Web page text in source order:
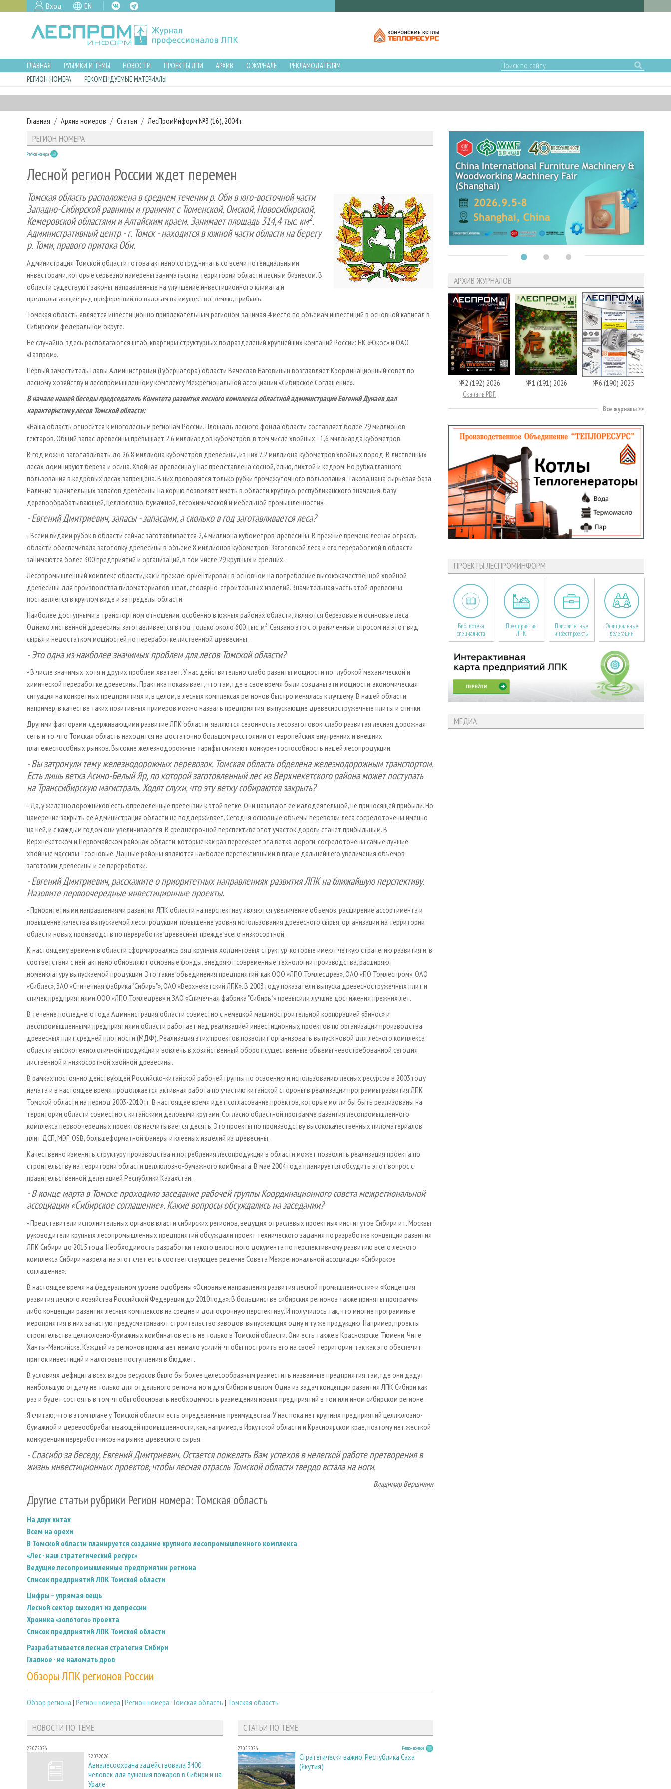
Вход EN
ГЛАВНАЯ РУБРИКИ И ТЕМЫ НОВОСТИ ПРОЕКТЫ ЛПИ АРХИВ О ЖУРНАЛЕ
РЕКЛАМОДАТЕЛЯМ
РЕГИОН НОМЕРА
РЕКОМЕНДУЕМЫЕ МАТЕРИАЛЫ
Главная Архив номеров Статьи ЛесПромИнформ №3 (16), 2004 г.
РЕГИОН НОМЕРА
Регион номера
Лесной регион России ждет перемен
Томская область расположена в среднем течении р. Оби в юго-восточной части
Западно-Сибирской равнины и граничит с Тюменской, Омской, Новосибирской,
Кемеровской областями и Алтайским краем. Занимает площадь 314,4 тыс. км2.
Административный центр - г. Томск - находится в южной части области на берегу
р. Томи, правого притока Оби.
Администрация Томской области готова активно сотрудничать со всеми потенциальными
инвесторами, которые серьезно намерены заниматься на территории области лесным бизнесом. В
области существуют законы, направленные на улучшение инвестиционного климата и
предполагающие ряд преференций по налогам на имущество, землю, прибыль.
Томская область является инвестиционно привлекательным регионом, занимая 4 место по объемам инвестиций в основной капитал в
Сибирском федеральном округе.
Не случайно, здесь располагаются штаб-квартиры структурных подразделений крупнейших компаний России: НК «Юкос» и ОАО
«Газпром».
Первый заместитель Главы Администрации (Губернатора) области Вячеслав Наговицын возглавляет Координационный совет по
лесному хозяйству и лесопромышленному комплексу Межрегиональной ассоциации «Сибирское Соглашение».
В начале нашей беседы председатель Комитета развития лесного комплекса областной администрации Евгений Дунаев дал
характеристику лесов Томской области:
«Наша область относится к многолесным регионам России. Площадь лесного фонда области составляет более 29 миллионов
гектаров. Общий запас древесины превышает 2,6 миллиардов кубометров, в том числе хвойных - 1,6 миллиарда кубометров.
В год можно заготавливать до 26,8 миллиона кубометров древесины, из них 7,2 миллиона кубометров хвойных пород. В лиственных
лесах доминируют береза и осина. Хвойная древесина у нас представлена сосной, елью, пихтой и кедром. Но рубка главного
пользования в кедровых лесах запрещена. В них проводятся только рубки промежуточного пользования. Такова наша сырьевая база.
Наличие значительных запасов древесины на корню позволяет иметь в области крупную, республиканского значения, базу
деревообрабатывающей, целлюлозно-бумажной, лесохимической и мебельной промышленности».
-Евгений Дмитриевич, запасы -запасами, а сколько в год заготавливается леса?
- Всеми видами рубок в области сейчас заготавливается 2,4 миллиона кубометров древесины. В прежние времена лесная отрасль
области обеспечивала заготовку древесины в объеме 8 миллионов кубометров. Заготовкой леса и его переработкой в области
занимаются более 300 предприятий и организаций, в том числе 29 крупных и средних.
Лесопромышленный комплекс области, как и прежде, ориентирован в основном на потребление высококачественной хвойной
древесины для производства пиломатериалов, шпал, столярно-строительных изделий. Значительная часть этой древесины
поставляется в круглом виде и за пределы области.
Наиболее доступными в транспортном отношении, особенно в южных районах области, являются березовые и осиновые леса.
Однако лиственной древесины заготавливается в год только около 600 тыс. м3. Связано это с ограниченным спросом на этот вид
сырья и недостатком мощностей по переработке лиственной древесины.
- Это одна из наиболее значимых проблем для лесов Томской области?
- В числе значимых, хотя и других проблем хватает. У нас действительно слабо развиты мощности по глубокой механической и
химической переработке древесины. Практика показывает, что там, где в свое время были созданы эти мощности, экономическая
ситуация на конкретных предприятиях и, в целом, в лесных комплексах регионов быстро менялась к лучшему. В нашей области,
например, в качестве таких позитивных примеров можно назвать предприятия, выпускающие древесностружечные плиты и спички.
Другими факторами, сдерживающими развитие ЛПК области, являются сезонность лесозаготовок, слабо развитая лесная дорожная
сеть и то, что Томская область находится на достаточно большом расстоянии от европейских внутренних и внешних
платежеспособных рынков. Высокие железнодорожные тарифы снижают конкурентоспособность нашей лесопродукции.
- Вы затронули тему железнодорожных перевозок. Томская область обделена железнодорожным транспортом.
Есть лишь ветка Асино-Белый Яр, по которой заготовленный лес из Верхнекетского района может поступать
на Транссибирскую магистраль. Ходят слухи, что эту ветку собираются закрыть?
- Да, у железнодорожников есть определенные претензии к этой ветке. Они называют ее малодеятельной, не приносящей прибыли. Но
намерение закрыть ее Администрация области не поддерживает. Сегодня основные объемы перевозки леса сосредоточены именно
на ней, и с каждым годом они увеличиваются. В среднесрочной перспективе этот участок дороги станет прибыльным. В
Верхнекетском и Первомайском районах области, которые как раз пересекает эта ветка дороги, сосредоточены самые лучшие
хвойные массивы - сосновые. Данные районы являются наиболее перспективными в плане дальнейшего увеличения объемов
заготовки древесины и ее переработки.
-Евгений Дмитриевич, расскажите о приоритетных направлениях развития ЛПК на ближайшую перспективу.
Назовите первоочередные инвестиционные проекты.
- Приоритетными направлениями развития ЛПК области на перспективу являются увеличение объемов, расширение ассортимента и
повышение качества выпускаемой лесопродукции, повышение уровня использования древесного сырья, организации на территории
области новых производств по переработке древесины, прежде всего низкосортной.
К настоящему времени в области сформировались ряд крупных холдинговых структур, которые имеют четкую стратегию развития и, в
соответствии с ней, активно обновляют основные фонды, внедряют современные технологии производства, расширяют
номенклатуру выпускаемой продукции. Это такие объединения предприятий, как ООО «ЛПО Томлесдрев», ОАО «ПО Томлеспром», ОАО
«Сиблес», ЗАО «Спичечная фабрика "Сибирь"», ОАО «Верхнекетский ЛПК». В 2003 году показатели выпуска древесностружечных плит и
спичек предприятиями ООО «ЛПО Томледрев» и ЗАО «Спичечная фабрика "Сибирь"» превысили лучшие достижения прежних лет.
В течение последнего года Администрация области совместно с немецкой машиностроительной корпорацией «Бинос» и
лесопромышленными предприятиями области работает над реализацией инвестиционных проектов по организации производства
древесных плит средней плотности (МДФ). Реализация этих проектов позволит организовать выпуск новой для лесного комплекса
области высокотехнологичной продукции и вовлечь в хозяйственный оборот существенные объемы невостребованной сегодня
лиственной и низкосортной хвойной древесины.
В рамках постоянно действующей Российско-китайской рабочей группы по освоению и использованию лесных ресурсов в 2003 году
начата и в настоящее время продолжается активная работа по участию китайской стороны в реализации программы развития ЛПК
Томской области на период 2003-2010 гг. В настоящее время идет согласование проектов, которые могли бы быть реализованы на
территории области совместно с китайскими деловыми кругами. Согласно областной программе развития лесопромышленного
комплекса первоочередных проектов насчитывается десять. Это проекты по производству высококачественных пиломатериалов,
плит ДСП, MDF, OSB, большеформатной фанеры и клееных изделий из древесины.
Качественно изменить структуру производства и потребления лесопродукции в области может позволить реализация проекта по
строительству на территории области целлюлозно-бумажного комбината. В мае 2004 года планируется обсудить этот вопрос с
правительственной делегацией Республики Казахстан.
- В конце марта в Томске проходило заседание рабочей группы Координационного совета межрегиональной
ассоциации «Сибирское соглашение». Какие вопросы обсуждались на заседании?
- Представители исполнительных органов власти сибирских регионов, ведущих отраслевых проектных институтов Сибири и г. Москвы,
руководители крупных лесопромышленных предприятий обсуждали проект технического задания по разработке концепции развития
ЛПК Сибири до 2015 года. Необходимость разработки такого целостного документа по перспективному развитию всего лесного
комплекса Сибири назрела, на этот счет есть соответствующее решение Совета Межрегиональной ассоциации «Сибирское
соглашение».
В настоящее время на федеральном уровне одобрены «Основные направления развития лесной промышленности» и «Концепция
развития лесного хозяйства Российской Федерации до 2010 года». В большинстве сибирских регионов также приняты программы
либо концепции развития лесных комплексов на средне­ и долгосрочную перспективу. И получилось так, что многие программные
мероприятия в них зачастую предусматривают строительство заводов, выпускающих одну и ту же продукцию. Например, проекты
строительства целлюлозно-бумажных комбинатов есть не только в Томской области. Они есть также в Красноярске, Тюмени, Чите,
Ханты-Мансийске. Каждый из регионов прилагает немало усилий, чтобы построить его на своей территории, так как это обеспечит
приток инвестиций и налоговые поступления в бюджет.
В условиях дефицита всех видов ресурсов было бы более целесообразным разместить названные предприятия там, где они дадут
наибольшую отдачу не только для отдельного региона, но и для Сибири в целом. Одна из задач концепции развития ЛПК Сибири как
раз и будет состоять в том, чтобы обосновать необходимость размещения новых предприятий в том или ином сибирском регионе.
Я считаю, что в этом плане у Томской области есть определенные преимущества. У нас пока нет крупных предприятий целлюлозно-
бумажной и деревообрабатывающей промышленности, как, например, в Иркутской области и Красноярском крае, поэтому нет жесткой
конкуренции переработчиков на рынке древесного сырья.
- Спасибо за беседу, Евгений Дмитриевич. Остается пожелать Вам успехов в нелегкой работе претворения в
жизнь инвестиционных проектов, чтобы лесная отрасль Томской области твердо встала на ноги.
Владимир Вершинин
Другие статьи рубрики Регион номера: Томская область
На двух китах
Всем на орехи
В Томской области планируется создание крупного лесопромышленного комплекса
«Лес - наш стратегический ресурс»
Ведущие лесопромышленные предприятии региона
Список предприятий ЛПК Томской области
Цифры – упрямая вещь
Лесной сектор выходит из депрессии
Хроника «золотого» проекта
Список предприятий ЛПК Томской области
Разрабатывается лесная стратегия Сибири
Главное - не наломать дров
Обзоры ЛПК регионов России
Обзор региона | Регион номера | Регион номера: Томская область | Томская область
НОВОСТИ ПО ТЕМЕ
22.07.2026
22.07.2026
Авиалесоохрана задействовала 3400
человек для тушения пожаров в Сибири и на
Урале
СТАТЬИ ПО ТЕМЕ
27.05.2026 Регион номера
Стратегически важно. Республика Саха
(Якутия)
АРХИВ ЖУРНАЛОВ
№2 (192) 2026
Скачать PDF
№1 (191) 2026 №6 (190) 2025
Все журналы
ПРОЕКТЫ ЛЕСПРОМИНФОРМ
Библиотека
специалиста
Предприятия
ЛПК
Приоритетные
инвестпроекты
Официальные
делегации
МЕДИА